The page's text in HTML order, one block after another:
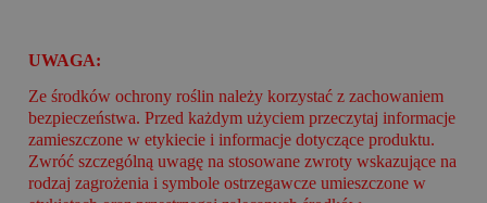
UWAGA:
Ze środków ochrony roślin należy korzystać z zachowaniem
bezpieczeństwa. Przed każdym użyciem przeczytaj informacje
zamieszczone w etykiecie i informacje dotyczące produktu.
Zwróć szczególną uwagę na stosowane zwroty wskazujące na
rodzaj zagrożenia i symbole ostrzegawcze umieszczone w